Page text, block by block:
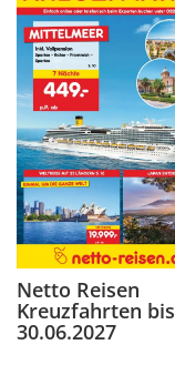
Netto Reisen
Kreuzfahrten bis
30.06.2027